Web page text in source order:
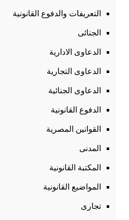
التعريفات والدفوع القانونية
الجنائى
الدعاوى الادارية
الدعاوى التجارية
الدعاوى الجنائية
الدفوع القانونية
القوانين المصرية
المدنى
المكتبة القانونية
المواضيع القانونية
تجارى